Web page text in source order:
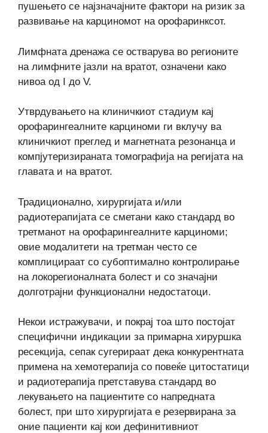
пушењето се најзначајните фактори на ризик за
развивање на карциномот на орофаринксот.
Лимфната дренажа се остварува во регионите
на лимфните јазли на вратот, означени како
нивоа од I до V.
Утврдувањето на клиничкиот стадиум кај
орофарингеалните карциноми ги вклучу ва
клиничкиот преглед и магнетната резонанца и
компјутеризираната томографија на регијата на
главата и на вратот.
Традиционално, хирургијата и/или
радиотерапијата се сметани како стандард во
третманот на орофарингеалните карциноми;
овие модалитети на третман често се
комплицираат со субоптимално контролирање
на локорегионалната болест и со значајни
долготрајни функционални недостатоци.
Некои истражувачи, и покрај тоа што постојат
специфични индикации за примарна хируршка
ресекција, сепак сугерираат дека конкурентната
примена на хемотерапија со повеќе цитостатици
и радиотерапија претставува стандард во
лекувањето на пациентите со напредната
болест, при што хирургијата е резервирана за
оние пациенти кај кои дефинитивниот